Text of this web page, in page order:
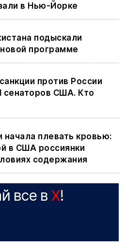
в Нью-Йорке
подыскали
программе
против России
сенаторов США. Кто
начала плевать кровью:
в США россиянки
содержания
все в X!